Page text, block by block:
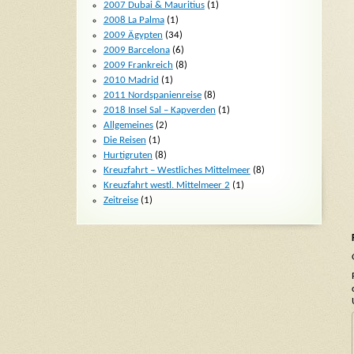
2007 Dubai & Mauritius(1)
2008 La Palma(1)
2009 Ägypten (34)
2009 Barcelona(6)
2009 Frankreich (8)
2010 Madrid (1)
2011 Nordspanienreise(8)
2018 Insel Sal – Kapverden (1)
Allgemeines(2)
Die Reisen (1)
Hurtigruten (8)
Kreuzfahrt – Westliches Mittelmeer(8)
Kreuzfahrt westl. Mittelmeer 2 (1)
Zeitreise(1)